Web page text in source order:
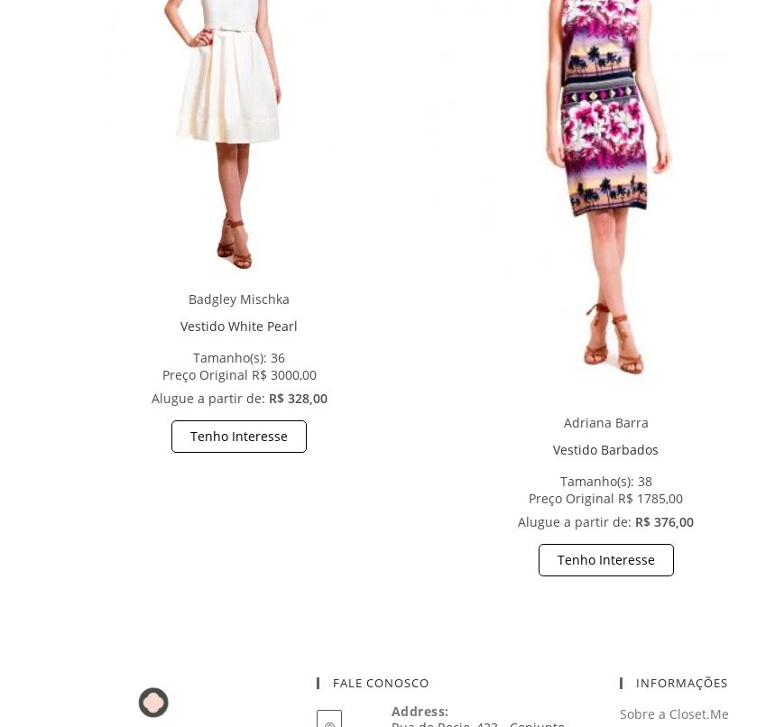
Badgley Mischka
Vestido White Pearl
Tamanho(s):36
Preço Original R$ 3000,00
Alugue a partir de: R$ 328,00
Tenho Interesse
Adriana Barra
Vestido Barbados
Tamanho(s): 38
Preço Original R$ 1785,00
Alugue a partir de: R$ 376,00
Tenho Interesse
FALE CONOSCO
Address:
INFORMAÇÕES
Sobre a Closet.Me